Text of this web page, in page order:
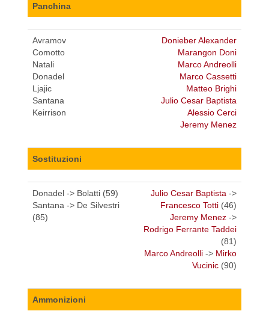
Panchina
Avramov
Comotto
Natali
Donadel
Ljajic
Santana
Keirrison
Donieber Alexander
Marangon Doni
Marco Andreolli
Marco Cassetti
Matteo Brighi
Julio Cesar Baptista
Alessio Cerci
Jeremy Menez
Sostituzioni
Donadel -> Bolatti (59)
Santana -> De Silvestri
(85)
Julio Cesar Baptista ->
Francesco Totti (46)
Jeremy Menez ->
Rodrigo Ferrante Taddei
(81)
Marco Andreolli -> Mirko
Vucinic (90)
Ammonizioni